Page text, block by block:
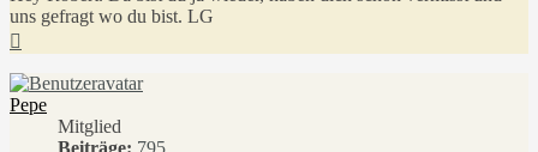
uns gefragt wo du bist. LG
oben
Pepe
Mitglied
Beiträge: 795